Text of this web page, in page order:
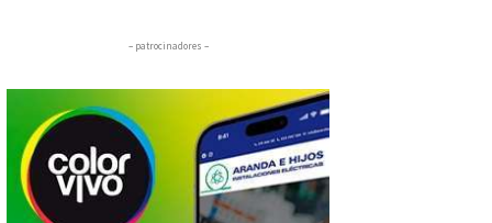
– patrocinadores –